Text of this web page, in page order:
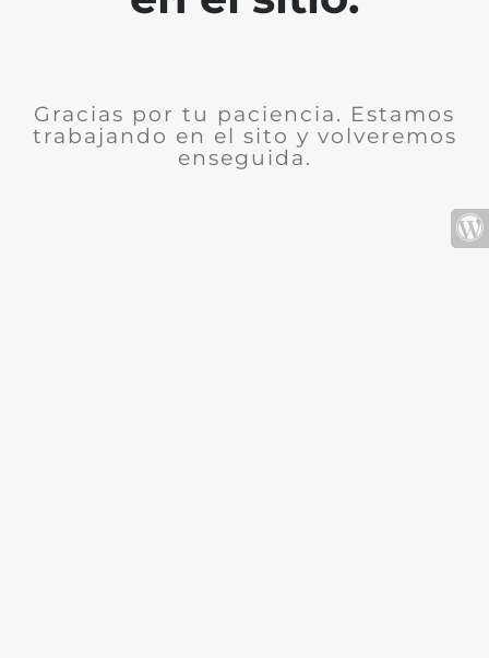
Gracias por tu paciencia. Estamos
trabajando en el sito y volveremos
enseguida.